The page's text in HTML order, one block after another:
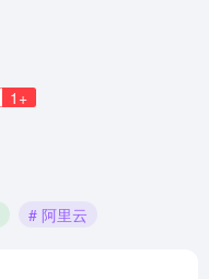
1+
# 阿里云